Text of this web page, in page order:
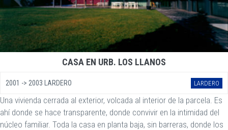
CASA EN URB. LOS LLANOS
2001 -> 2003 LARDERO LARDERO
Una vivienda cerrada al exterior, volcada al interior de la parcela. Es
ahí donde se hace transparente, donde convivir en la intimidad del
núcleo familiar. Toda la casa en planta baja, sin barreras, donde los